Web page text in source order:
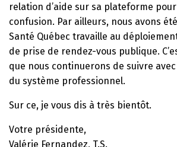
relation d’aide sur sa plateforme
confusion. Par ailleurs, nous avons
Santé Québec travaille au
de prise de rendez-vous publique.
que nous continuerons de suivre
du système professionnel.
Sur ce, je vous dis à très bientôt.
Votre présidente,
Valérie Fernandez, T.S.